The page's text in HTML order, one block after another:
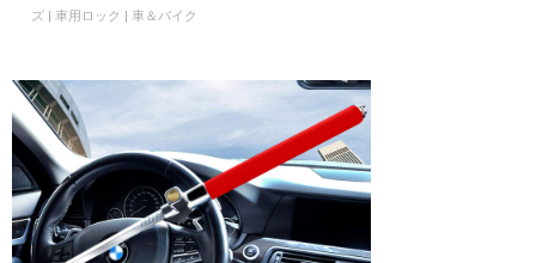
ズ | 車用ロック | 車＆バイク